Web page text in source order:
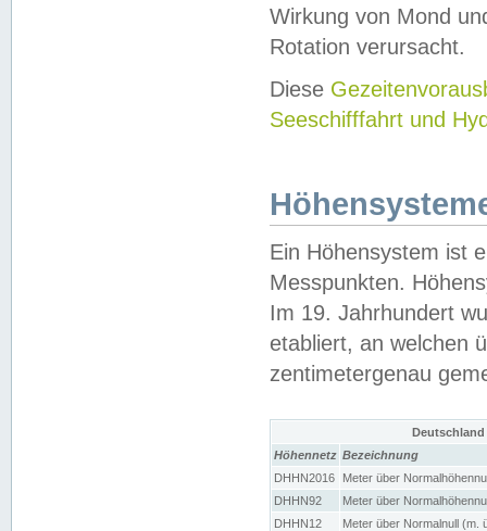
Wirkung von Mond
Rotation verursacht.
Diese
Seeschifffahrt und
Ein Höhensystem ist
Messpunkten.
Im 19. Jahrhundert
etabliert, an welchen
zentimetergenau
Höhennetz Bezeichnung
DHHN2016
Meter über
DHHN92
Meter über
DHHN12
Meter über Normalnull (m.